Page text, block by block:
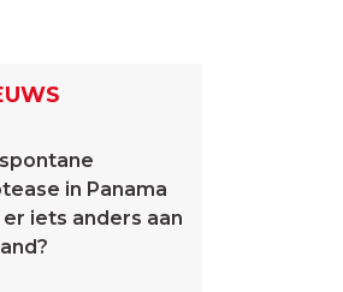
in Panama
er iets anders aan